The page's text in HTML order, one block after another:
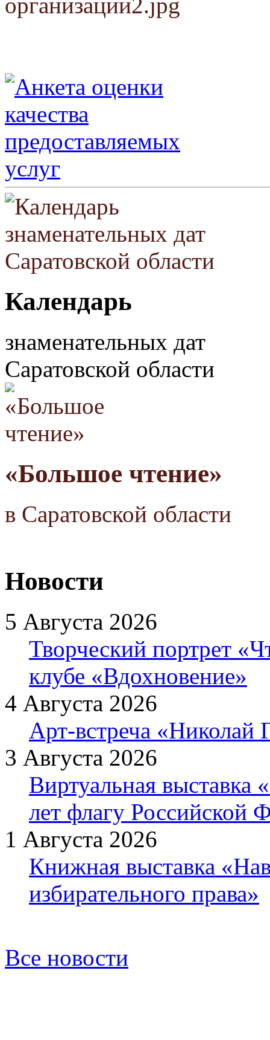
Календарь
знаменательных дат
Саратовской области
«Большое чтение»
в Саратовской области
Новости
5 Августа 2026
Творческий портрет
клубе «Вдохновение»
4 Августа 2026
Арт-встреча «Николай
3 Августа 2026
Виртуальная выставка
лет флагу Российской
1 Августа 2026
Книжная выставка
избирательного права»
Все новости